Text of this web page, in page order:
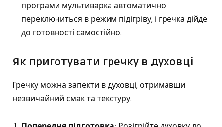
програми мультиварка автоматично
переключиться в режим підігріву, і гречка дійде
до готовності самостійно.
Як приготувати гречку в духовці
Гречку можна запекти в духовці, отримавши
незвичайний смак та текстуру.